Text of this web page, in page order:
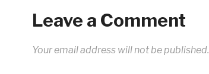
Leave a Comment
Your email address will not be published.